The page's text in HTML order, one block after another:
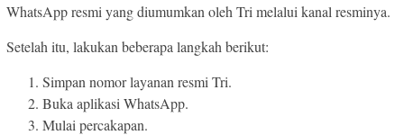
WhatsApp resmi yang diumumkan oleh Tri melalui kanal resminya.
Setelah itu, lakukan beberapa langkah berikut:
Simpan nomor layanan resmi Tri.
Buka aplikasi WhatsApp.
Mulai percakapan.